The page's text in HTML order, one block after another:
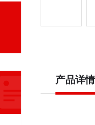
产品详情